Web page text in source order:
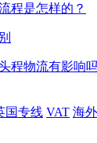
程是怎样的？
程物流有影响
国专线 VAT 海